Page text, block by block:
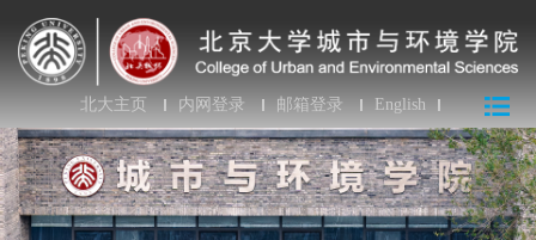
北大主页 内网登录 邮箱登录 English